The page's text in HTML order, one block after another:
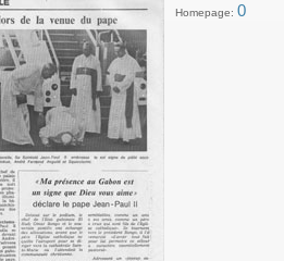
Homepage: 0